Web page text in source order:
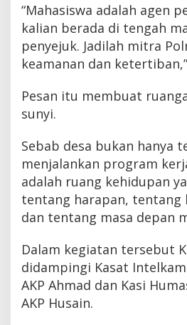
“Mahasiswa adalah agen
kalian berada di tengah
penyejuk. Jadilah mitra
keamanan dan
Pesan itu membuat
sunyi.
Sebab desa bukan hanya
menjalankan program
adalah ruang kehidupan
tentang harapan, tentang
dan tentang masa depan
Dalam kegiatan tersebut
didampingi Kasat
AKP Ahmad dan Kasi
AKP Husain.